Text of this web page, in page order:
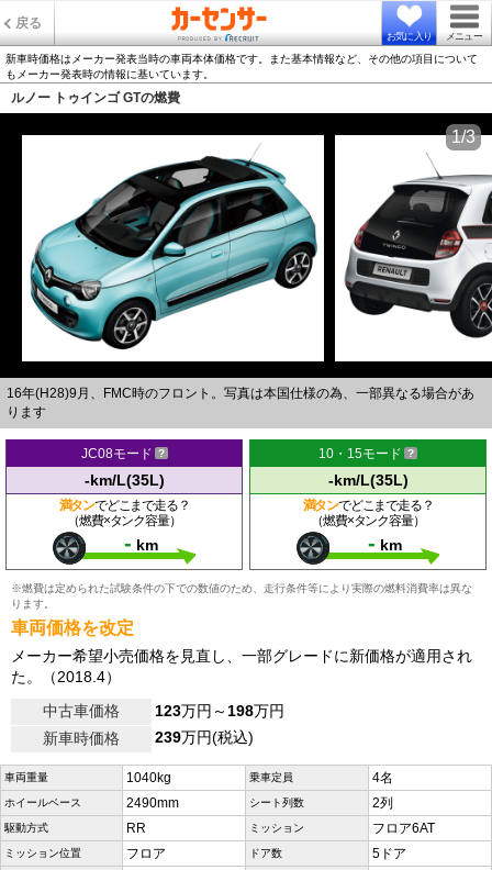
戻る
お気に入り メニュー
新車時価格はメーカー発表当時の車両本体価格です。また基本情報など、その他の項目について
もメーカー発表時の情報に基いています。
ルノー トゥインゴ GTの燃費
16年(H28)9月、FMC時のフロント。写真は本国仕様の為、一部異なる場合があ
ります
1/3
JC08モード
-km/L(35L)
満タンでどこまで走る？
（燃費×タンク容量）
- km
10・15モード
-km/L(35L)
満タンでどこまで走る？
（燃費×タンク容量）
- km
※燃費は定められた試験条件の下での数値のため、走行条件等により実際の燃料消費率は異な
ります。
車両価格を改定
メーカー希望小売価格を見直し、一部グレードに新価格が適用され
た。（2018.4）
中古車価格
123万円～198万円
新車時価格
239万円(税込)
車両重量 1040kg 乗車定員 4名
ホイールベース 2490mm シート列数 2列
駆動方式 RR ミッション フロア6AT
ミッション位置 フロア ドア数 5ドア